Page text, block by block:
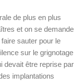
de plus en plus
et on se demande
sauter pour le
sur le grignotage
devait être reprise par
implantations